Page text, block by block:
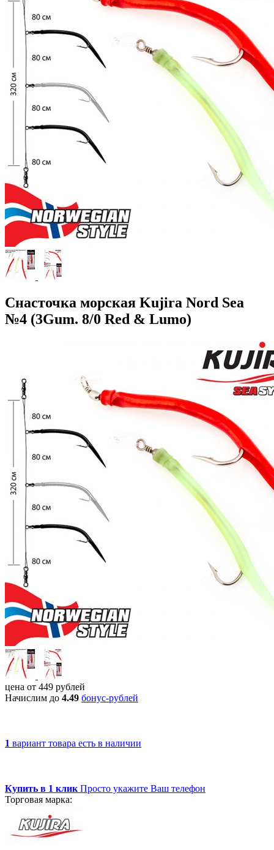
Снасточка морская Kujira Nord Sea
№4 (3Gum. 8/0 Red & Lumo)
цена от 449 рублей
Начислим до 4.49 бонус-рублей
1 вариант товара есть в наличии
Купить в 1 клик Просто укажите Ваш телефон
Торговая марка: